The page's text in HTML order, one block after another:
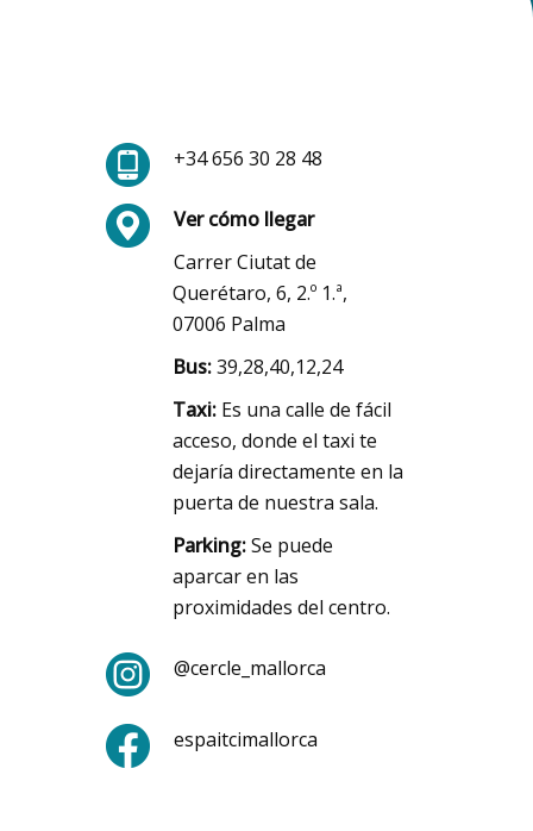
+34 656 30 28 48
Ver cómo llegar
Carrer Ciutat de
Querétaro, 6, 2.º 1.ª,
07006 Palma
Bus:39,28,40,12,24
Taxi: Es una calle de fácil
acceso, donde el taxi te
dejaría directamente en la
puerta de nuestra sala.
Parking:Se puede
aparcar en las
proximidades del centro.
@cercle_mallorca
espaitcimallorca